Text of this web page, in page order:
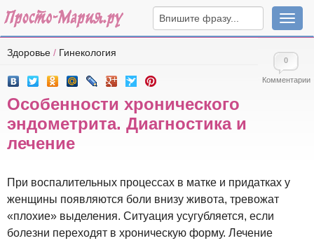
Здоровье / Гинекология
0
Комментарии
Особенности хронического
эндометрита. Диагностика и
лечение
При воспалительных процессах в матке и придатках у
женщины появляются боли внизу живота, тревожат
«плохие» выделения. Ситуация усугубляется, если
болезни переходят в хроническую форму. Лечение